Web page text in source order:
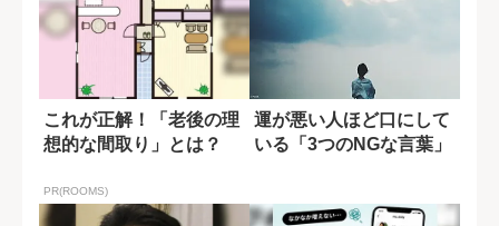
これが正解！「老後の理
想的な間取り」とは？
PR(ROOMS)
運が悪い人ほど口にして
いる「3つのNGな言葉」